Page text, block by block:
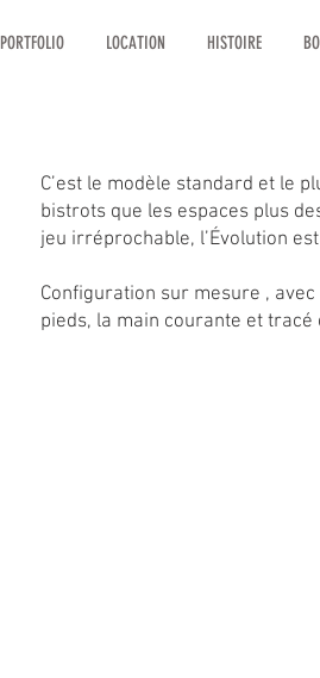
PORTFOLIO LOCATION HISTOIRE
C’est le modèle standard et le
bistrots que les espaces plus
jeu irréprochable, l’Évolution
Configuration sur mesure ,
pieds, la main courante et tracé